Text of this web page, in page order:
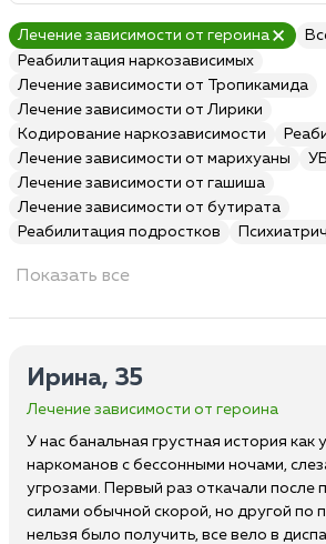
Лечение зависимости от героина
Реабилитация наркозависимых
Лечение зависимости от Тропикамида
Лечение зависимости от Лирики
Кодирование наркозависимости
Лечение зависимости от марихуаны
Лечение зависимости от гашиша
Лечение зависимости от бутирата
Реабилитация подростков
Показать все
Ирина, 35
Лечение зависимости от героина
У нас банальная грустная история как
наркоманов с бессонными ночами,
угрозами. Первый раз откачали после
силами обычной скорой, но другой по
нельзя было получить, все вело в